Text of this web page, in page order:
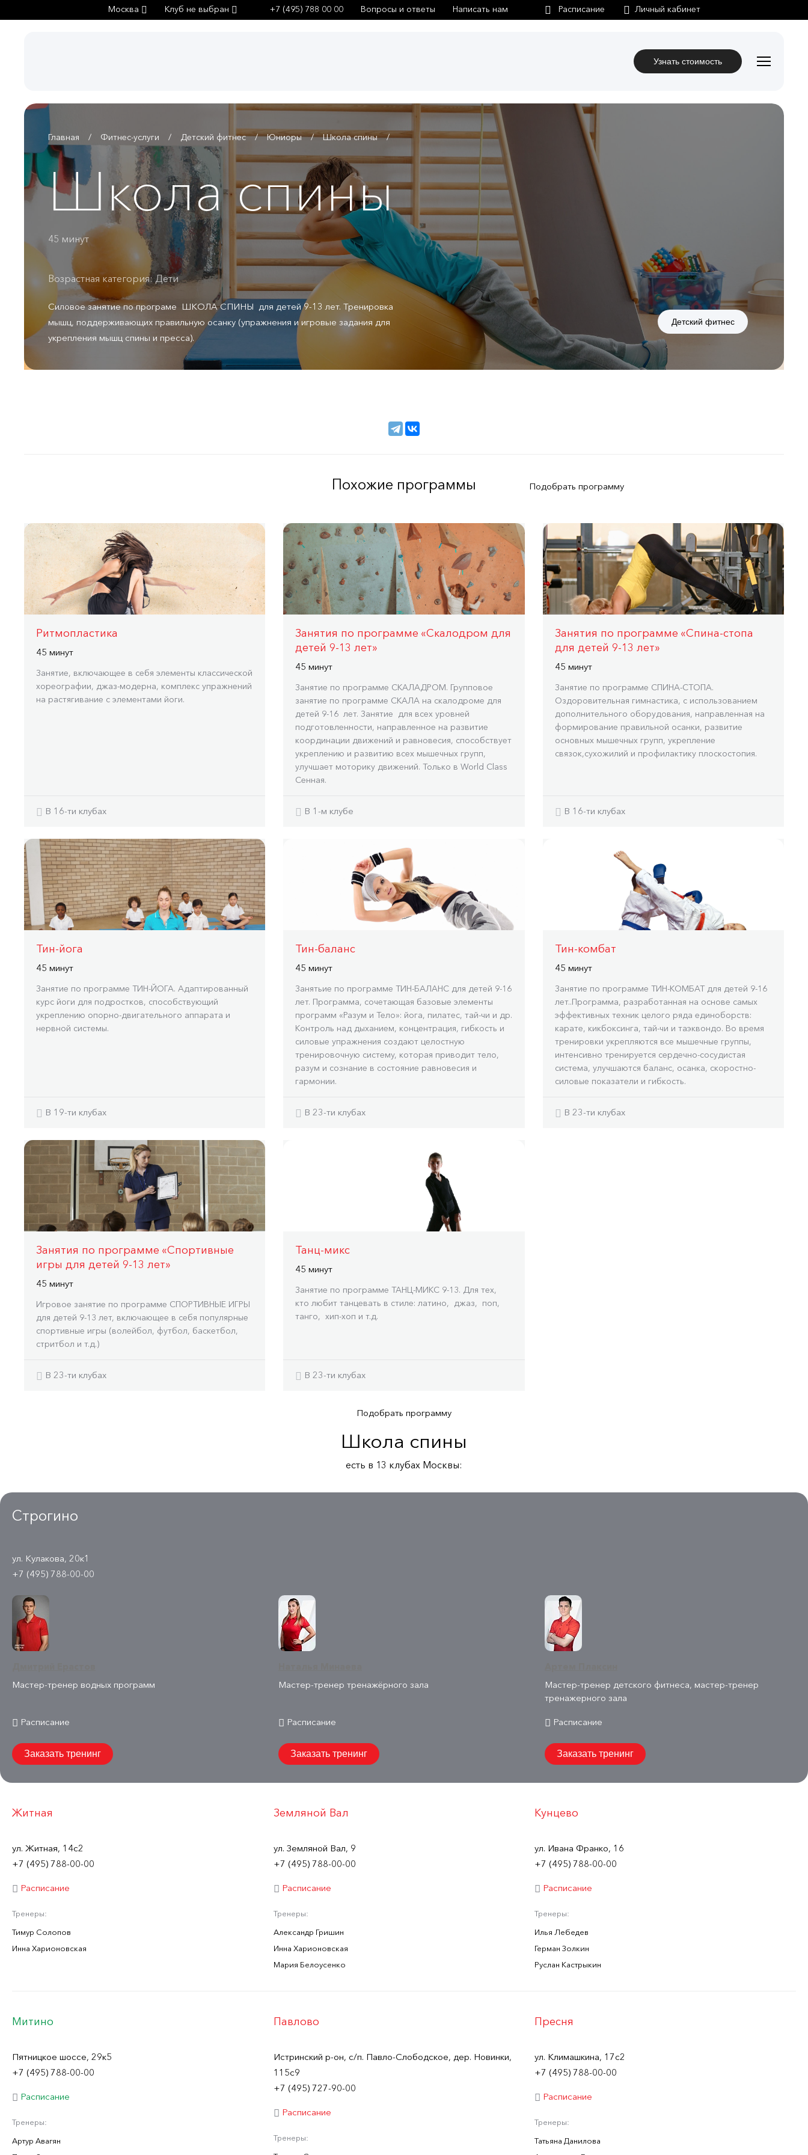
Москва Клуб не выбран +7 (495) 788 00 00 Вопросы и ответы Написать нам Личный кабинет
Узнать стоимость
Главная Фитнес-услуги Детский фитнес Юниоры Школа спины
Школа спины
45 минут
Возрастная категория: Дети
Силовое занятие по програме ШКОЛА СПИНЫ для детей 9-13 лет. Тренировка
мышц, поддерживающих правильную осанку (упражнения и игровые задания для
укрепления мышц спины и пресса).
Детский фитнес
Похожие программы Подобрать программу
Ритмопластика
45 минут
Занятие, включающее в себя элементы классической
хореографии, джаз-модерна, комплекс упражнений
на растягивание с элементами йоги.
В 16-ти клубах
Занятия по программе «Скалодром для
детей 9-13 лет»
45 минут
Занятие по программе СКАЛАДРОМ. Групповое
занятие по программе СКАЛА на скалодроме для
детей 9-16 лет. Занятие для всех уровней
подготовленности, направленное на развитие
координации движений и равновесия, способствует
укреплению и развитию всех мышечных групп,
улучшает моторику движений. Только в World Class
Сенная.
В 1-м клубе
Занятия по программе «Спина-стопа
для детей 9-13 лет»
45 минут
Занятие по программе СПИНА-СТОПА.
Оздоровительная гимнастика, с использованием
дополнительного оборудования, направленная на
формирование правильной осанки, развитие
основных мышечных групп, укрепление
связок,сухожилий и профилактику плоскостопия.
В 16-ти клубах
Тин-йога
45 минут
Занятие по программе ТИН-ЙОГА. Адаптированный
курс йоги для подростков, способствующий
укреплению опорно-двигательного аппарата и
нервной системы.
В 19-ти клубах
Тин-баланс
45 минут
Занятьие по программе ТИН-БАЛАНС для детей 9-16
лет. Программа, сочетающая базовые элементы
программ «Разум и Тело»: йога, пилатес, тай-чи и др.
Контроль над дыханием, концентрация, гибкость и
силовые упражнения создают целостную
тренировочную систему, которая приводит тело,
разум и сознание в состояние равновесия и
гармонии.
В 23-ти клубах
Тин-комбат
45 минут
Занятие по программе ТИН-КОМБАТ для детей 9-16
лет..Программа, разработанная на основе самых
эффективных техник целого ряда единоборств:
карате, кикбоксинга, тай-чи и таэквондо. Во время
тренировки укрепляются все мышечные группы,
интенсивно тренируется сердечно-сосудистая
система, улучшаются баланс, осанка, скоростно-
силовые показатели и гибкость.
В 23-ти клубах
Занятия по программе «Спортивные
игры для детей 9-13 лет»
45 минут
Игровое занятие по программе СПОРТИВНЫЕ ИГРЫ
для детей 9-13 лет, включающее в себя популярные
спортивные игры (волейбол, футбол, баскетбол,
стритбол и т.д.)
В 23-ти клубах
Танц-микс
45 минут
Занятие по программе ТАНЦ-МИКС 9-13. Для тех,
кто любит танцевать в стиле: латино, джаз, поп,
танго, хип-хоп и т.д.
В 23-ти клубах
Подобрать программу
Школа спины
есть в 13 клубах Москвы:
Строгино
ул. Кулакова, 20к1
+7 (495) 788-00-00
Мастер-тренер водных программ
Расписание
Заказать тренинг
Мастер-тренер тренажёрного зала
Расписание
Заказать тренинг
Мастер-тренер детского фитнеса, мастер-тренер
тренажерного зала
Расписание
Заказать тренинг
Житная
ул. Житная, 14с2
+7 (495) 788-00-00
Расписание
Тренеры:
Тимур Солопов
Инна Харионовская
Земляной Вал
ул. Земляной Вал, 9
+7 (495) 788-00-00
Расписание
Тренеры:
Александр Гришин
Инна Харионовская
Мария Белоусенко
Кунцево
ул. Ивана Франко, 16
+7 (495) 788-00-00
Расписание
Тренеры:
Илья Лебедев
Герман Золкин
Руслан Кастрыкин
Митино
Пятницкое шоссе, 29к5
+7 (495) 788-00-00
Расписание
Тренеры:
Артур Авагян
Павлово
Истринский р-он, с/п. Павло-Слободское, дер. Новинки,
115с9
+7 (495) 727-90-00
Расписание
Тренеры:
Пресня
ул. Климашкина, 17с2
+7 (495) 788-00-00
Расписание
Тренеры:
Татьяна Данилова